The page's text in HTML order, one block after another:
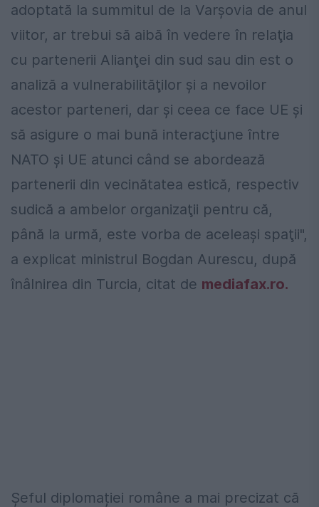
adoptată la summitul de la Varşovia de anul
viitor, ar trebui să aibă în vedere în relaţia
cu partenerii Alianţei din sud sau din est o
analiză a vulnerabilităţilor şi a nevoilor
acestor parteneri, dar şi ceea ce face UE şi
să asigure o mai bună interacţiune între
NATO şi UE atunci când se abordează
partenerii din vecinătatea estică, respectiv
sudică a ambelor organizaţii pentru că,
până la urmă, este vorba de aceleaşi spaţii",
a explicat ministrul Bogdan Aurescu, după
înâlnirea din Turcia, citat de mediafax.ro.
Șeful diplomației române a mai precizat că